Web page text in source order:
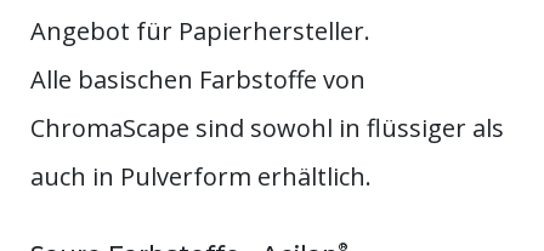
Angebot für Papierhersteller.
Alle basischen Farbstoffe von
ChromaScape sind sowohl in flüssiger als
auch in Pulverform erhältlich.
®